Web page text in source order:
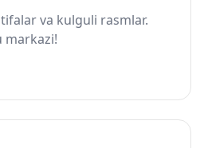
va kulguli rasmlar.
markazi!